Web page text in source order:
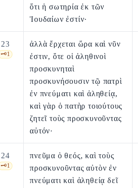
ὅτι ἡ σωτηρία ἐκ τῶν
Ἰουδαίων ἐστίν·
23
🗝️1
ἀλλὰ ἔρχεται ὥρα καὶ νῦν
ἐστιν, ὅτε οἱ ἀληθινοὶ
προσκυνηταὶ
προσκυνήσουσιν τῷ πατρὶ
ἐν πνεύματι καὶ ἀληθείᾳ,
καὶ γὰρ ὁ πατὴρ τοιούτους
ζητεῖ τοὺς προσκυνοῦντας
αὐτόν·
24
🗝️1
πνεῦμα ὁ θεός, καὶ τοὺς
προσκυνοῦντας αὐτὸν ἐν
πνεύματι καὶ ἀληθείᾳ δεῖ